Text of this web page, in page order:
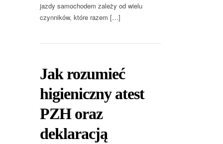
jazdy samochodem zależy od wielu
czynników, które razem […]
Jak rozumieć
higieniczny atest
PZH oraz
deklaracją